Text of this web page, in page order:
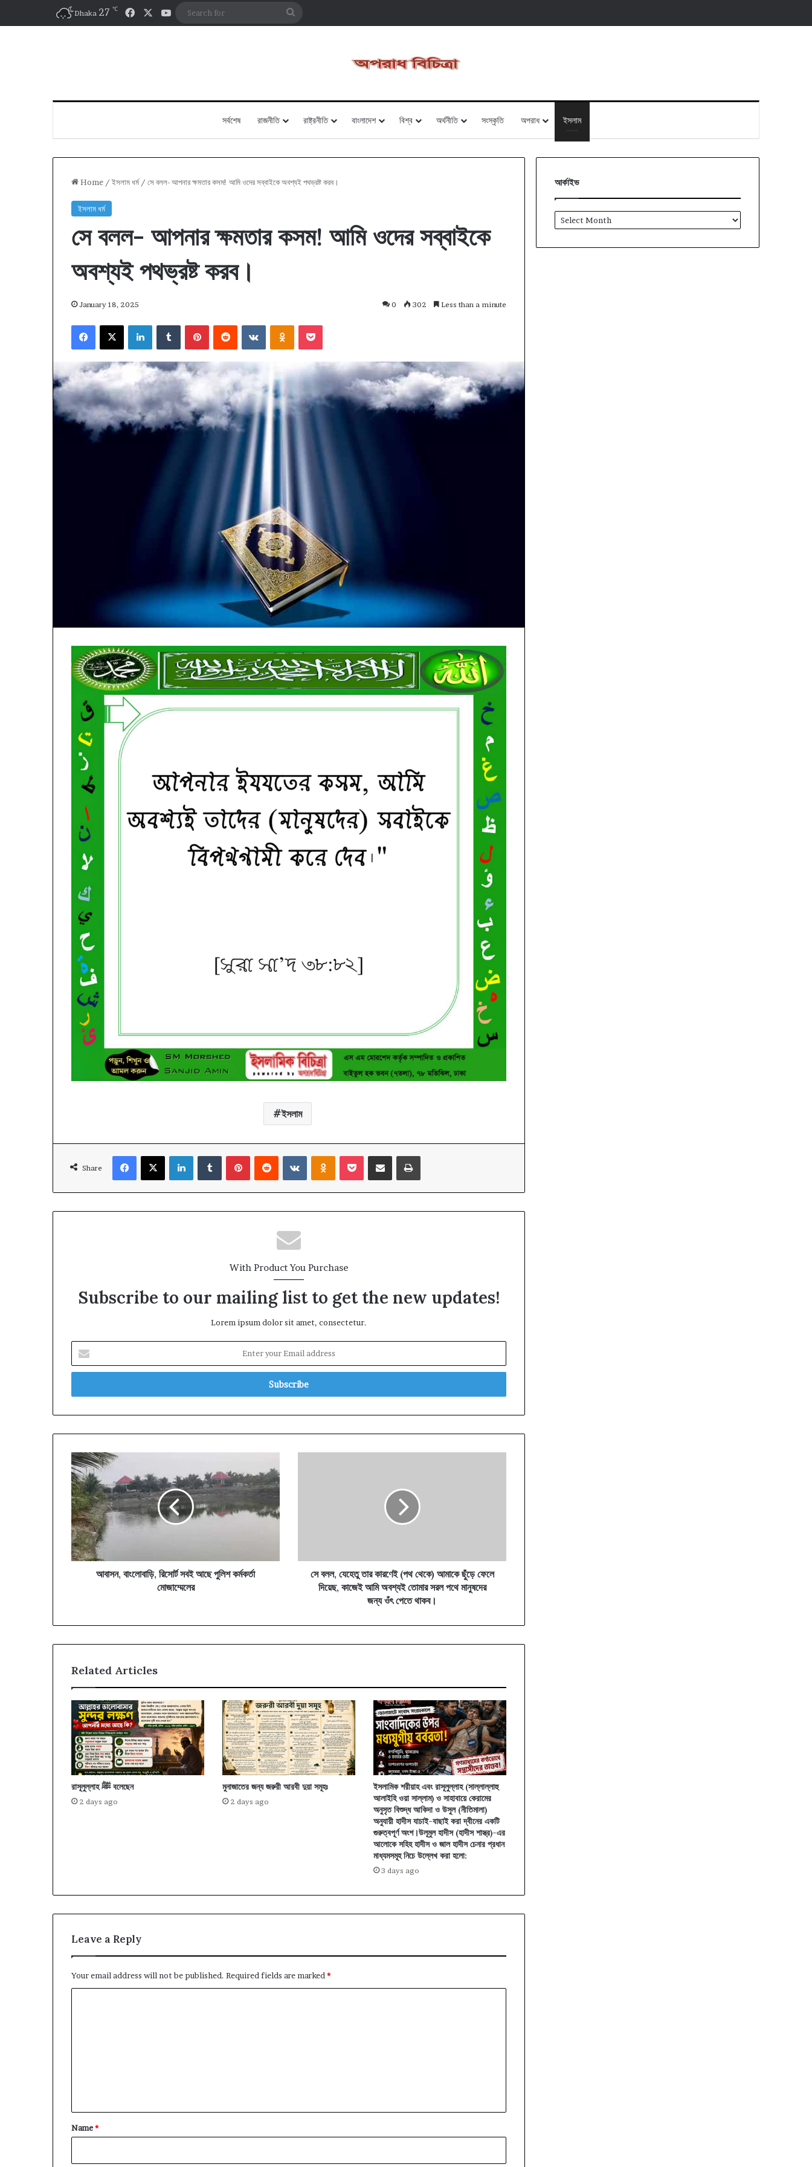
Dhaka 27 ℃ FacebookYouTube
সর্বশেষ রাজনীতি রাষ্ট্রনীতি বাংলাদেশ বিশ্ব অর্থনীতি সংস্কৃতি অপরাধ ইসলাম
Home / ইসলাম ধর্ম / সে বলল- আপনার ক্ষমতার কসম! আমি ওদের সব্বাইকে অবশ্যই পথভ্রষ্ট করব।
ইসলাম ধর্ম
সে বলল- আপনার ক্ষমতার কসম! আমি ওদের সব্বাইকে
অবশ্যই পথভ্রষ্ট করব।
January 18, 2025 0 302 Less than a minute
Facebook
X LinkedInTumblrPinterestReddit VKontakteOdnoklassniki
Pocket
ইসলাম
Share
Facebook
X LinkedInTumblrPinterestReddit VKontakteOdnoklassniki
Pocket Share via Email Print
With Product You Purchase
Subscribe to our mailing list to get the new updates!
Lorem ipsum dolor sit amet, consectetur.
your
Email
আবাসন,
বাংলোবাড়ি,
রিসোর্ট
সবই
আছে
পুলিশ
কর্মকর্তা
মোজাম্মেলের
আবাসন, বাংলোবাড়ি, রিসোর্ট সবই আছে পুলিশ কর্মকর্তা
মোজাম্মেলের
ছুঁড়ে
ফেলে
সরল
জন্য
ওঁৎ
পেতে
থাকব।
সে বলল, যেহেতু তার কারণেই (পথ থেকে) আমাকে ছুঁড়ে ফেলে
দিয়েছ, কাজেই আমি অবশ্যই তোমার সরল পথে মানুষদের
জন্য ওঁৎ পেতে থাকব।
Related Articles
রাসূলুল্লাহ ﷺ বলেছেন
2 days ago
মুনাজাতের জন্য জরুরী আরবী দুয়া সমূহঃ
2 days ago
ইসলামিক শরীয়াহ এবং রাসূলুল্লাহ (সাল্লাল্লাহু
আলাইহি ওয়া সাল্লাম) ও সাহাবায়ে কেরামের
অনুসৃত বিশুদ্ধ আকিদা ও উসুল (নীতিমালা)
অনুযায়ী হাদীস যাচাই-বাছাই করা দ্বীনের একটি
গুরুত্বপূর্ণ অংশ।উলূমুল হাদীস (হাদীস শাস্ত্র)-এর
আলোকে সহিহ হাদীস ও জাল হাদীস চেনার প্রধান
মাধ্যমসমূহ নিচে উল্লেখ করা হলো:
3 days ago
Leave a Reply
Your email address will not be published. Required fields are marked *
*
Name*
আর্কাইভ
আর্কাইভ